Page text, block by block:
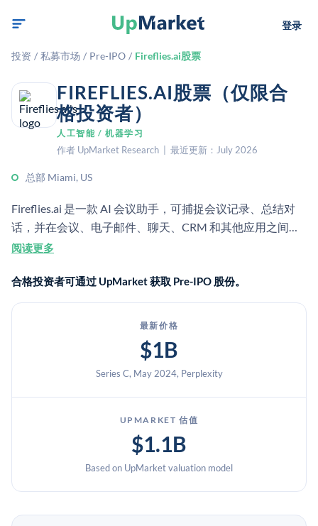
登录
投资 / 私募市场 / Pre-IPO / Fireflies.ai股票
FIREFLIES.AI股票（仅限合
格投资者）
人工智能 / 机器学习
作者 UpMarket Research | 最近更新：July 2026
总部 Miami, US
Fireflies.ai 是一款 AI 会议助手，可捕捉会议记录、总结对
话，并在会议、电子邮件、聊天、CRM 和其他应用之间自
动化工作流程。它还会根据会议内容构建一个可搜索的知识
阅读更多
合格投资者可通过 UpMarket 获取 Pre-IPO 股份。
最新价格
$1B
Series C, May 2024, Perplexity
UPMARKET 估值
$1.1B
Based on UpMarket valuation model